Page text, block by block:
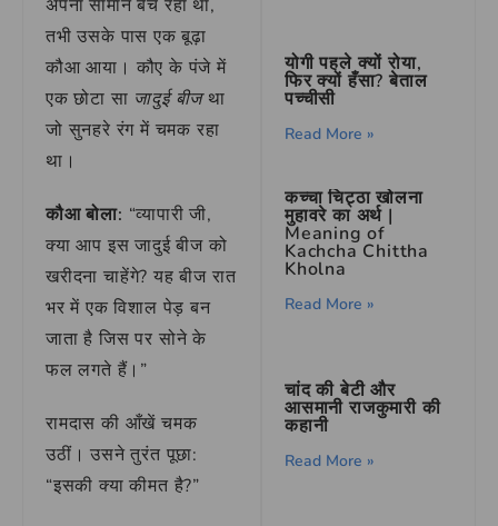
अपना सामान बेच रहा था,
तभी उसके पास एक बूढ़ा
कौआ आया। कौए के पंजे में
एक छोटा सा जादुई बीजथा
जो सुनहरे रंग में चमक रहा
था।
कौआ बोला: “व्यापारी जी,
क्या आप इस जादुई बीज को
खरीदना चाहेंगे? यह बीज रात
भर में एक विशाल पेड़ बन
जाता है जिस पर सोने के
फल लगते हैं।”
रामदास की आँखें चमक
उठीं। उसने तुरंत पूछा:
“इसकी क्या कीमत है?”
योगी पहले क्यों रोया,
फिर क्यों हँसा? बेताल
पच्चीसी
Read More »
कच्चा चिट्ठा खोलना
मुहावरे का अर्थ |
Meaning of
Kachcha Chittha
Kholna
Read More »
चांद की बेटी और
आसमानी राजकुमारी की
कहानी
Read More »